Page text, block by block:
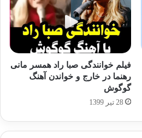
فیلم خوانندگی صبا راد همسر مانی
رهنما در خارج و خواندن آهنگ
گوگوش
28 تیر 1399